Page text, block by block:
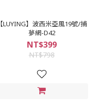
【LUYING】波西米亞風19號/捕
夢網-D42
NT$399
NT$798